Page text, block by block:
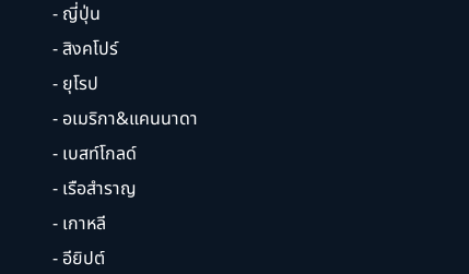
- ญี่ปุ่น
- สิงคโปร์
- ยุโรป
- อเมริกา&แคนนาดา
- เบสท์โกลด์
- เรือสำราญ
- เกาหลี
- อียิปต์